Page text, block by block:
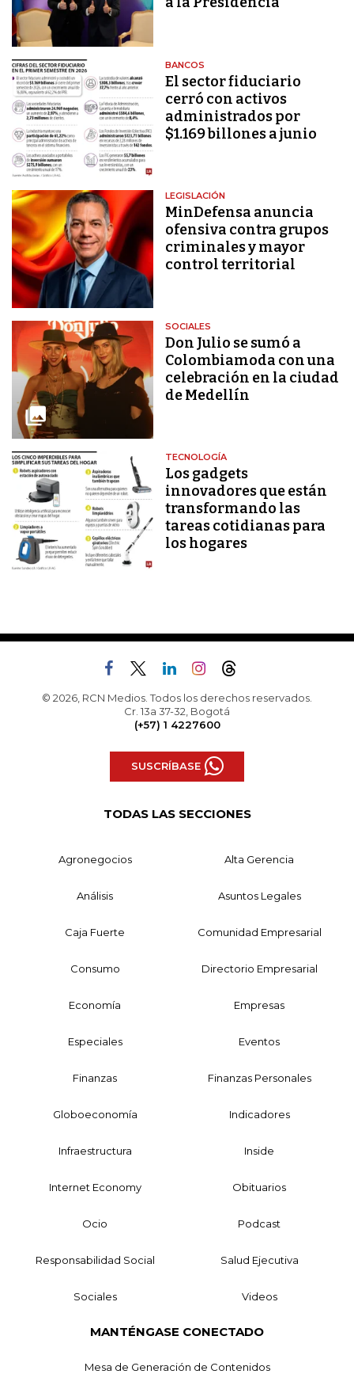
BANCOS
El sector fiduciario
cerró con activos
administrados por
$1.169 billones a junio
LEGISLACIÓN
MinDefensa anuncia
ofensiva contra grupos
criminales y mayor
control territorial
SOCIALES
Don Julio se sumó a
Colombiamoda con una
celebración en la ciudad
de Medellín
TECNOLOGÍA
Los gadgets
innovadores que están
transformando las
tareas cotidianas para
los hogares
© 2026, RCN Medios. Todos los derechos reservados.
Cr. 13a 37-32, Bogotá
(+57) 1 4227600
SUSCRÍBASE
TODAS LAS SECCIONES
Agronegocios Alta Gerencia
Análisis Asuntos Legales
Caja Fuerte Comunidad Empresarial
Consumo Directorio Empresarial
Economía Empresas
Especiales Eventos
Finanzas Finanzas Personales
Globoeconomía Indicadores
Infraestructura Inside
Internet Economy Obituarios
Ocio Podcast
Responsabilidad Social Salud Ejecutiva
Sociales Videos
MANTÉNGASE CONECTADO
Mesa de Generación de Contenidos